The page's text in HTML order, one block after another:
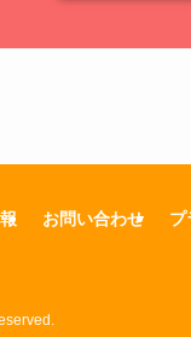
お問い合わせ プ